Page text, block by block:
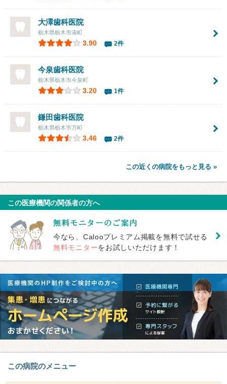
大澤歯科医院
栃木県栃木市湊町
3.90 2件
今泉歯科医院
栃木県栃木市今泉町
3.20 1件
鎌田歯科医院
栃木県栃木市万町
3.46 2件
この近くの病院をもっと見る »
この医療機関の関係者の方へ
今なら、Calooプレミアム掲載を無料で試せる
無料モニターをお試しいただけます！
この病院のメニュー